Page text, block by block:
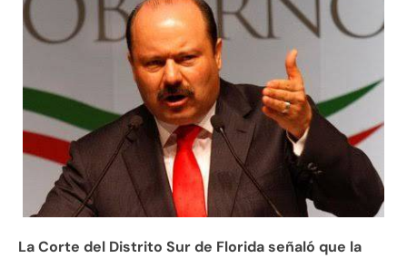
La Corte del Distrito Sur de Florida señaló que la